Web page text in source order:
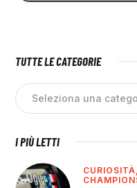
TUTTE LE CATEGORIE
I PIÙ LETTI